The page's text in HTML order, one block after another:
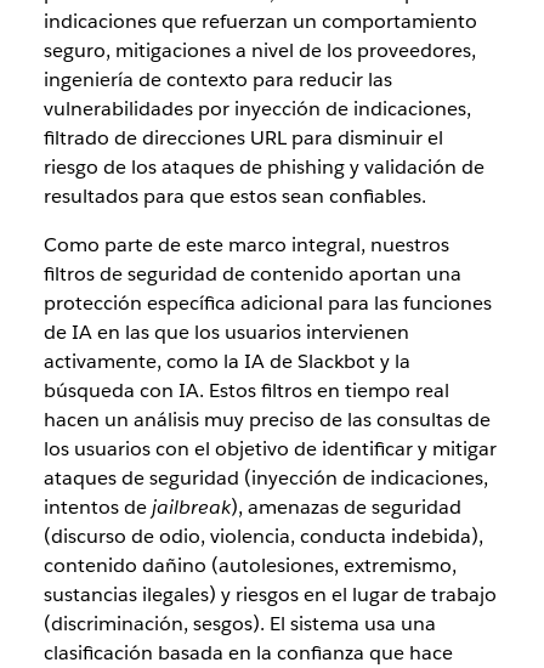
indicaciones que refuerzan un comportamiento
seguro, mitigaciones a nivel de los proveedores,
ingeniería de contexto para reducir las
vulnerabilidades por inyección de indicaciones,
filtrado de direcciones URL para disminuir el
riesgo de los ataques de phishing y validación de
resultados para que estos sean confiables.
Como parte de este marco integral, nuestros
filtros de seguridad de contenido aportan una
protección específica adicional para las funciones
de IA en las que los usuarios intervienen
activamente, como la IA de Slackbot y la
búsqueda con IA. Estos filtros en tiempo real
hacen un análisis muy preciso de las consultas de
los usuarios con el objetivo de identificar y mitigar
ataques de seguridad (inyección de indicaciones,
intentos dejailbreak), amenazas de seguridad
(discurso de odio, violencia, conducta indebida),
contenido dañino (autolesiones, extremismo,
sustancias ilegales) y riesgos en el lugar de trabajo
(discriminación, sesgos). El sistema usa una
clasificación basada en la confianza que hace